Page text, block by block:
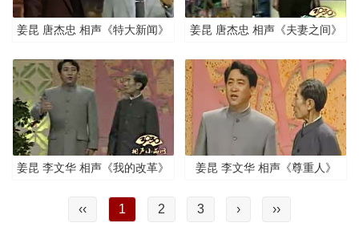
姜昆 唐杰忠 相声《特大新闻》 姜昆 唐杰忠 相声《夫妻之间》
姜昆 李文华 相声《我的改革》 姜昆 李文华 相声《尊重人》
‹‹ 1 2 3 › ››